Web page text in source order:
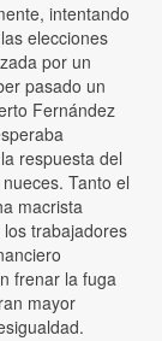
intentando
elecciones
por un
pasado un
Fernández
respuesta del
Tanto el
macrista
trabajadores
frenar la fuga
mayor